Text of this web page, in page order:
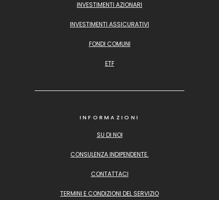
INVESTIMENTI AZIONARI
INVESTIMENTI ASSICURATIVI
FONDI COMUNI
ETF
INFORMAZIONI
SU DI NOI
CONSULENZA INDIPENDENTE.
CONTATTACI
TERMINI E CONDIZIONI DEL SERVIZIO